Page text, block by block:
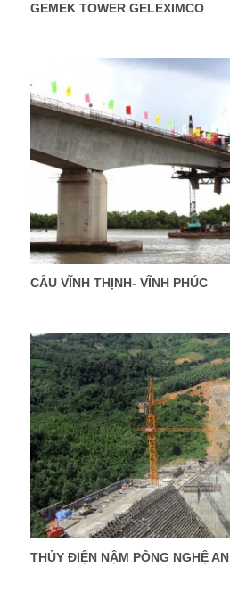
GEMEK TOWER GELEXIMCO
CẦU VĨNH THỊNH- VĨNH PHÚC
THỦY ĐIỆN NẬM PÔNG NGHỆ AN